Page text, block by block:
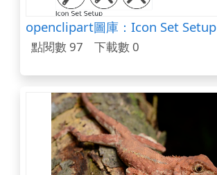
openclipart圖庫：Icon Set Setup
點閱數 97 下載數 0